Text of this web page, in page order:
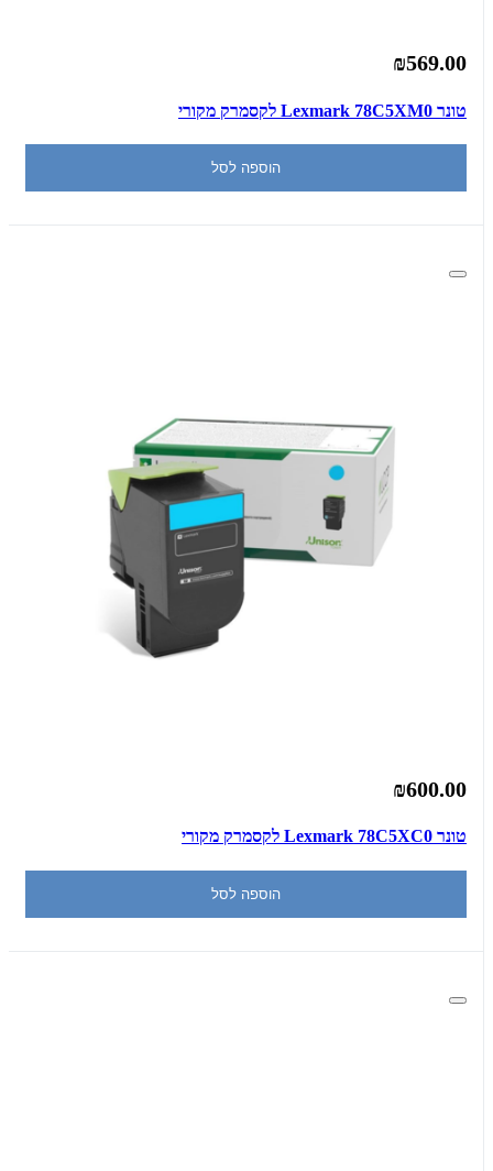
₪569.00
טונר Lexmark 78C5XM0 לקסמרק מקורי
הוספה לסל
₪600.00
‏טונר Lexmark 78C5XC0 לקסמרק מקורי
הוספה לסל